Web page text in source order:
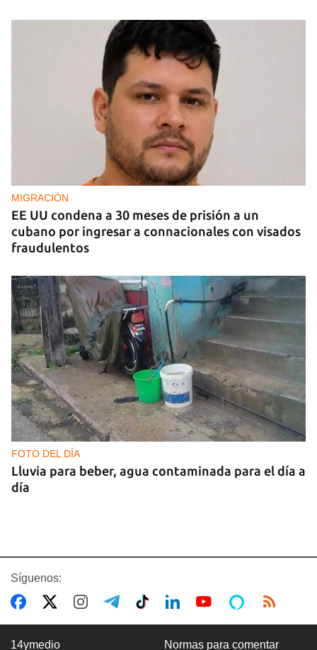
MIGRACIÓN
EE UU condena a 30 meses de prisión a un
cubano por ingresar a connacionales con visados
fraudulentos
FOTO DEL DÍA
Lluvia para beber, agua contaminada para el día a
día
Síguenos:
14ymedio Normas para comentar